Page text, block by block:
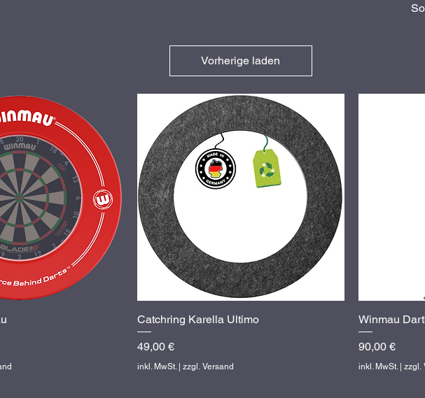
Vorherige laden
Schnellansicht
Catchring Karella Ultimo
Preis
49,00 €
inkl. MwSt.| zzgl. Versand
Winmau
Preis
90,00 €
inkl. MwSt.|zzgl.